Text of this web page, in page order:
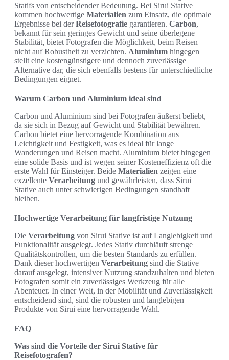
Statifs von entscheidender Bedeutung. Bei Sirui Stative
kommen hochwertige Materialien zum Einsatz, die optimale
Ergebnisse bei derReisefotografie garantieren. Carbon,
bekannt für sein geringes Gewicht und seine überlegene
Stabilität, bietet Fotografen die Möglichkeit, beim Reisen
nicht auf Robustheit zu verzichten. Aluminium hingegen
stellt eine kostengünstigere und dennoch zuverlässige
Alternative dar, die sich ebenfalls bestens für unterschiedliche
Bedingungen eignet.
Warum Carbon und Aluminium ideal sind
Carbon und Aluminium sind bei Fotografen äußerst beliebt,
da sie sich in Bezug auf Gewicht und Stabilität bewähren.
Carbon bietet eine hervorragende Kombination aus
Leichtigkeit und Festigkeit, was es ideal für lange
Wanderungen und Reisen macht. Aluminium bietet hingegen
eine solide Basis und ist wegen seiner Kosteneffizienz oft die
erste Wahl für Einsteiger. Beide Materialien zeigen eine
exzellente Verarbeitung und gewährleisten, dass Sirui
Stative auch unter schwierigen Bedingungen standhaft
bleiben.
Hochwertige Verarbeitung für langfristige Nutzung
Die Verarbeitung von Sirui Stative ist auf Langlebigkeit und
Funktionalität ausgelegt. Jedes Stativ durchläuft strenge
Qualitätskontrollen, um die besten Standards zu erfüllen.
Dank dieser hochwertigen Verarbeitung sind die Stative
darauf ausgelegt, intensiver Nutzung standzuhalten und bieten
Fotografen somit ein zuverlässiges Werkzeug für alle
Abenteuer. In einer Welt, in der Mobilität und Zuverlässigkeit
entscheidend sind, sind die robusten und langlebigen
Produkte von Sirui eine hervorragende Wahl.
FAQ
Was sind die Vorteile der Sirui Stative für
Reisefotografen?